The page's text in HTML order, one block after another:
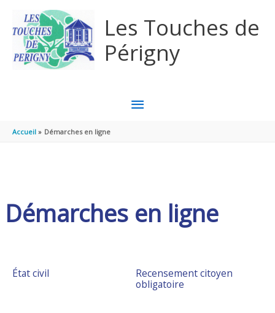
Les Touches de
Périgny
MENU
Accueil Démarches en ligne
Démarches en ligne
État civil
Recensement citoyen
obligatoire